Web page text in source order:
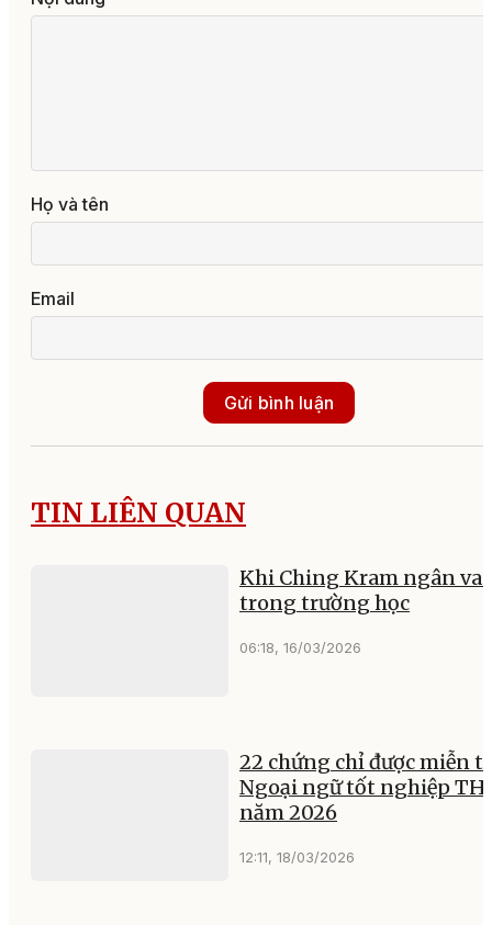
Họ và tên
Email
Gửi bình luận
TIN LIÊN QUAN
Khi Ching Kram ngân
trong trường học
06:18, 16/03/2026
22 chứng chỉ được miễn
Ngoại ngữ tốt nghiệp
năm 2026
12:11, 18/03/2026